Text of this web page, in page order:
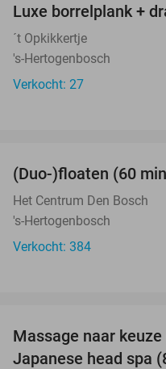
Luxe borrelplank +
´t Opkikkertje
's-Hertogenbosch
Verkocht: 27
(Duo-)floaten (60
Het Centrum Den Bosch
's-Hertogenbosch
Verkocht: 384
SOLD
OUT
Massage naar
Japanese head spa